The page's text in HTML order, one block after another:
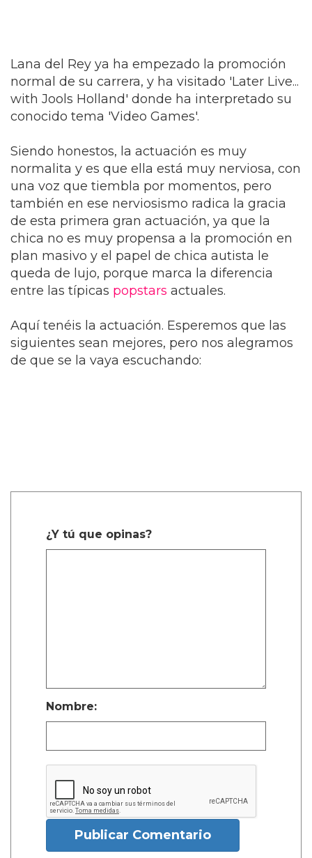
Lana del Rey ya ha empezado la promoción
normal de su carrera, y ha visitado 'Later Live...
with Jools Holland' donde ha interpretado su
conocido tema 'Video Games'.
Siendo honestos, la actuación es muy
normalita y es que ella está muy nerviosa, con
una voz que tiembla por momentos, pero
también en ese nerviosismo radica la gracia
de esta primera gran actuación, ya que la
chica no es muy propensa a la promoción en
plan masivo y el papel de chica autista le
queda de lujo, porque marca la diferencia
entre las típicas popstars actuales.
Aquí tenéis la actuación. Esperemos que las
siguientes sean mejores, pero nos alegramos
de que se la vaya escuchando:
¿Y tú que opinas?
Nombre:
Publicar Comentario